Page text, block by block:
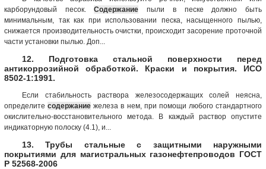
карборундовый песок.Содержание пыли в песке должно быть
минимальным, так как при использовании песка, насыщенного пылью,
снижается производительность очистки, происходит засорение проточной
части установки пылью. Доп...
12. Подготовка стальной поверхности перед
антикоррозийной обработкой. Краски и покрытия. ИСО
8502-1:1991.
Если стабильность раствора железосодержащих солей неясна,
определитесодержание железа в нем, при помощи любого стандартного
окислительно-восстановительного метода. В каждый раствор опустите
индикаторную полоску (4.1), и...
13. Трубы стальные с защитными наружными
покрытиями для магистральных газонефтепроводов ГОСТ
Р 52568-2006